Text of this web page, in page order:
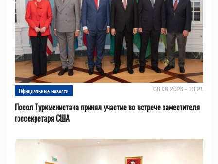
Официальные новости 08.08.2026 - 13:21
Посол Туркменистана принял участие во встрече заместителя
госсекретаря США